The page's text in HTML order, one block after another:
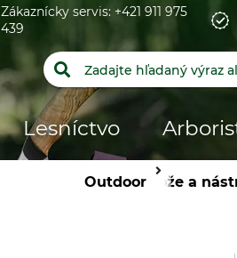
Zákaznícky servis: +421 911 975
439
Lesníctvo
OutdoorNože a